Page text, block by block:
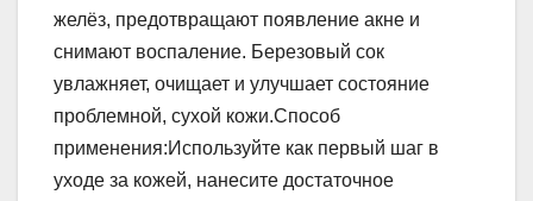
желёз, предотвращают появление акне и
снимают воспаление. Березовый сок
увлажняет, очищает и улучшает состояние
проблемной, сухой кожи.Способ
применения:Используйте как первый шаг в
уходе за кожей, нанесите достаточное